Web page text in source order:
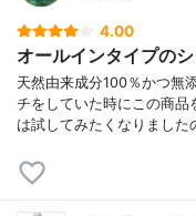
4.00
オールインタイプの
天然由来成分100％かつ無
チをしていた時にこの商品
は試してみたくなりました